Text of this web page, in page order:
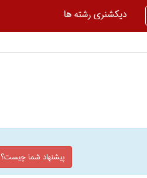
دیکشنری رشته ها
پیشنهاد شما چیست؟